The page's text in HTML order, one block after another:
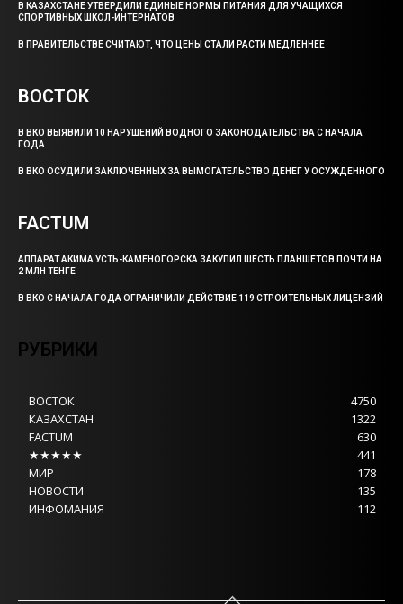
В КАЗАХСТАНЕ УТВЕРДИЛИ ЕДИНЫЕ НОРМЫ ПИТАНИЯ ДЛЯ УЧАЩИХСЯ
СПОРТИВНЫХ ШКОЛ-ИНТЕРНАТОВ
В ПРАВИТЕЛЬСТВЕ СЧИТАЮТ, ЧТО ЦЕНЫ СТАЛИ РАСТИ МЕДЛЕННЕЕ
ВОСТОК
В ВКО ВЫЯВИЛИ 10 НАРУШЕНИЙ ВОДНОГО ЗАКОНОДАТЕЛЬСТВА С НАЧАЛА
ГОДА
В ВКО ОСУДИЛИ ЗАКЛЮЧЕННЫХ ЗА ВЫМОГАТЕЛЬСТВО ДЕНЕГ У ОСУЖДЕННОГО
FACTUM
АППАРАТ АКИМА УСТЬ-КАМЕНОГОРСКА ЗАКУПИЛ ШЕСТЬ ПЛАНШЕТОВ ПОЧТИ НА
2 МЛН ТЕНГЕ
В ВКО С НАЧАЛА ГОДА ОГРАНИЧИЛИ ДЕЙСТВИЕ 119 СТРОИТЕЛЬНЫХ ЛИЦЕНЗИЙ
РУБРИКИ
ВОСТОК
4750
КАЗАХСТАН
1322
FACTUM
630
★★★★★
441
МИР
178
НОВОСТИ
135
ИНФОМАНИЯ
112